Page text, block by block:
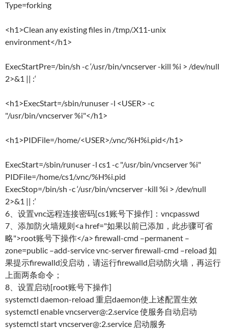
Type=forking
<h1>Clean any existing files in /tmp/.X11-unix
environment</h1>
ExecStartPre=/bin/sh -c ‘/usr/bin/vncserver -kill %i > /dev/null
2>&1 || :‘
<h1>ExecStart=/sbin/runuser -l <USER> -c
"/usr/bin/vncserver %i"</h1>
<h1>PIDFile=/home/<USER>/.vnc/%H%i.pid</h1>
ExecStart=/sbin/runuser -l cs1 -c "/usr/bin/vncserver %i"
PIDFile=/home/cs1/.vnc/%H%i.pid
ExecStop=/bin/sh -c ‘/usr/bin/vncserver -kill %i > /dev/null
2>&1 || :‘
6、设置vnc远程连接密码[cs1账号下操作]：vncpasswd
7、添加防火墙规则<a href="如果以前已添加，此步骤可省
略">root账号下操作</a> firewall-cmd –permanent –
zone=public –add-service vnc-server firewall-cmd –reload 如
果提示firewalld没启动，请运行firewalld启动防火墙，再运行
上面两条命令；
8、设置启动[root账号下操作]
systemctl daemon-reload 重启daemon使上述配置生效
systemctl enable vncserver@:2.service 使服务自动启动
systemctl start vncserver@:2.service 启动服务